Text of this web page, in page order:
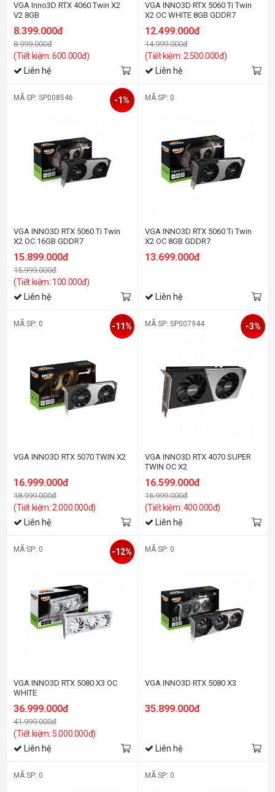
VGA Inno3D RTX 4060 Twin X2
V2 8GB
8.399.000đ
8.999.000đ
(Tiết kiệm: 600.000đ)
Liên hệ
VGA INNO3D RTX 5060 Ti Twin
X2 OC WHITE 8GB GDDR7
12.499.000đ
14.999.000đ
(Tiết kiệm: 2.500.000đ)
Liên hệ
MÃ SP: SP008546
VGA INNO3D RTX 5060 Ti Twin
X2 OC 16GB GDDR7
15.899.000đ
15.999.000đ
(Tiết kiệm: 100.000đ)
-1%
Liên hệ
MÃ SP: 0
VGA INNO3D RTX 5060 Ti Twin
X2 OC 8GB GDDR7
13.699.000đ
Liên hệ
MÃ SP: 0
VGA INNO3D RTX 5070 TWIN X2
16.999.000đ
18.999.000đ
(Tiết kiệm: 2.000.000đ)
-11%
Liên hệ
MÃ SP: SP007944
VGA INNO3D RTX 4070 SUPER
TWIN OC X2
16.599.000đ
16.999.000đ
(Tiết kiệm: 400.000đ)
-3%
Liên hệ
MÃ SP: 0
VGA INNO3D RTX 5080 X3 OC
WHITE
36.999.000đ
41.999.000đ
(Tiết kiệm: 5.000.000đ)
-12%
Liên hệ
MÃ SP: 0
VGA INNO3D RTX 5080 X3
35.899.000đ
Liên hệ
MÃ SP: 0 MÃ SP: 0